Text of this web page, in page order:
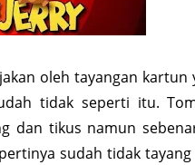
oleh tayangan kartun
tidak seperti itu.
dan tikus namun
sudah tidak